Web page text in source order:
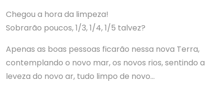
Chegou a hora da limpeza!
Sobrarão poucos, 1/3, 1/4, 1/5 talvez?
Apenas as boas pessoas ficarão nessa nova Terra,
contemplando o novo mar, os novos rios, sentindo a
leveza do novo ar, tudo limpo de novo…